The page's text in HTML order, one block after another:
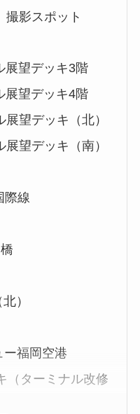
撮影スポット
展望デッキ3階
展望デッキ4階
展望デッキ（北）
展望デッキ（南）
際線
）
ー福岡空港
（ターミナル改修